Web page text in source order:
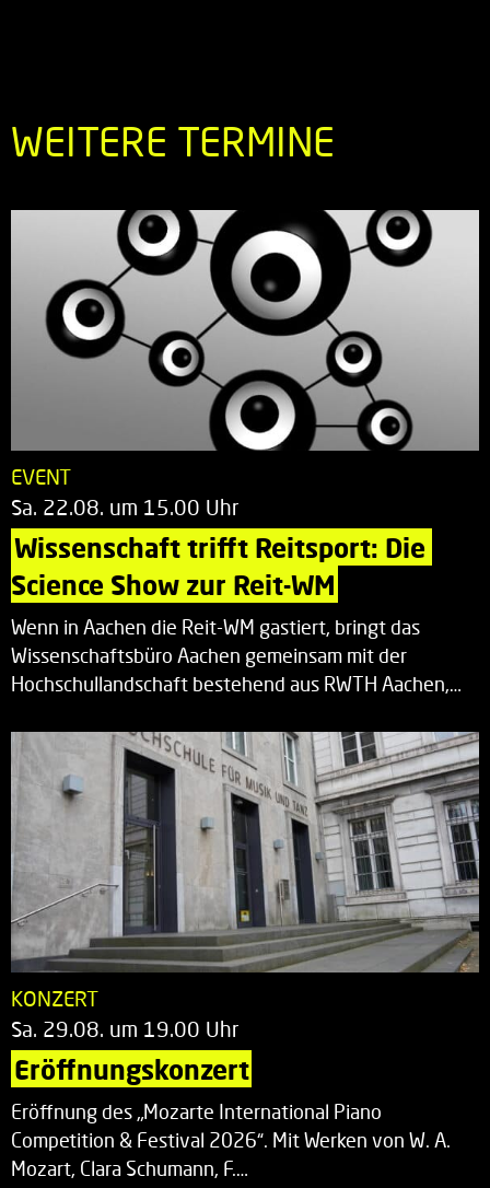
WEITERE TERMINE
EVENT
Sa. 22.08. um 15.00 Uhr
Wissenschaft trifft Reitsport: Die
Science Show zur Reit-WM
Wenn in Aachen die Reit-WM gastiert, bringt das
Wissenschaftsbüro Aachen gemeinsam mit der
Hochschullandschaft bestehend aus RWTH Aachen,…
KONZERT
Sa. 29.08. um 19.00 Uhr
Eröffnungskonzert
Eröffnung des „Mozarte International Piano
Competition & Festival 2026“. Mit Werken von W. A.
Mozart, Clara Schumann, F.…